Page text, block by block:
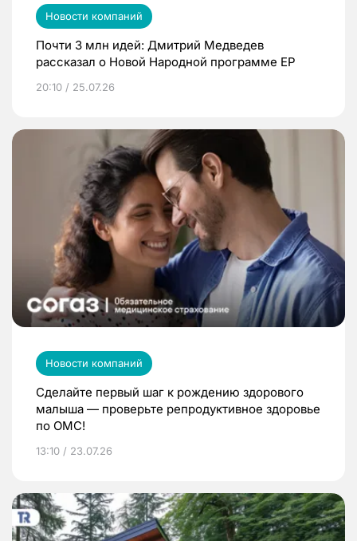
Новости компаний
Почти 3 млн идей: Дмитрий Медведев
рассказал о Новой Народной программе ЕР
20:10 / 25.07.26
Новости компаний
Сделайте первый шаг к рождению здорового
малыша — проверьте репродуктивное здоровье
по ОМС!
13:10 / 23.07.26